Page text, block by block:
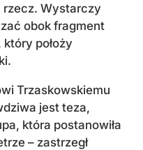
Wystarczy
obok fragment
położy
Trzaskowskiemu
jest teza,
która postanowiła
– zastrzegł